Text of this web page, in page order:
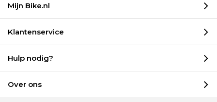
Mijn Bike.nl
Klantenservice
Hulp nodig?
Over ons